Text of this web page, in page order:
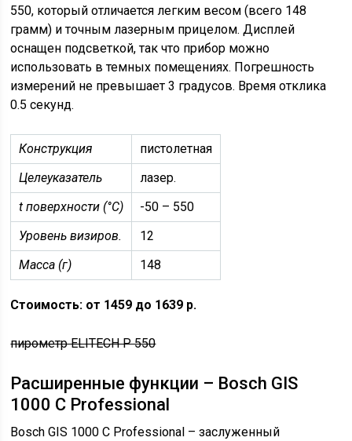
550, который отличается легким весом (всего 148
грамм) и точным лазерным прицелом. Дисплей
оснащен подсветкой, так что прибор можно
использовать в темных помещениях. Погрешность
измерений не превышает 3 градусов. Время отклика
0.5 секунд.
Конструкция
пистолетная
Целеуказатель
лазер.
t поверхности (°C)
-50 – 550
Уровень визиров.
12
Масса (г)
148
Стоимость: от 1459 до 1639 р.
пирометр ELITECH P 550
Расширенные функции – Bosch GIS
1000 C Professional
Bosch GIS 1000 C Professional – заслуженный